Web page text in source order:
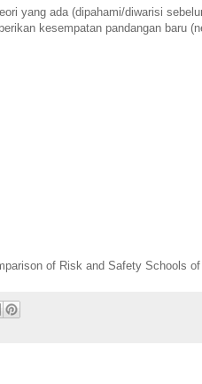
yang ada (dipahami/diwarisi
kesempatan pandangan baru
of Risk and Safety Schools of